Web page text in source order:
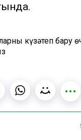
күзәтеп бару